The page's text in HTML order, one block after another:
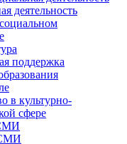
деятельность
поддержка
в культурно-
сфере